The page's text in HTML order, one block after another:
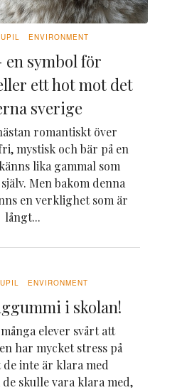
ENVIRONMENT
en symbol för
ett hot mot det
sverige
romantiskt över
mystisk och bär på en
lika gammal som
Men bakom denna
en verklighet som är
långt...
ENVIRONMENT
i skolan!
elever svårt att
har mycket stress på
inte är klara med
skulle vara klara med,